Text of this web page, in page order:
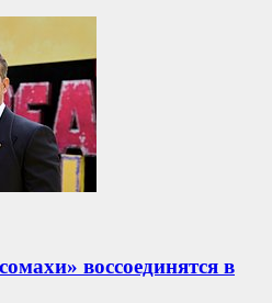
воссоединятся в